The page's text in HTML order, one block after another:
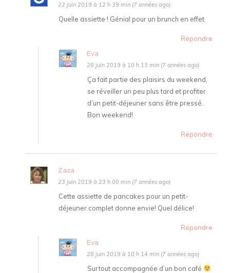
22 juin 2019 à 12 h 39 min (7 années ago)
Quelle assiette ! Génial pour un brunch en effet.
Répondre
Eva
28 juin 2019 à 10 h 13 min (7 années ago)
Ça fait partie des plaisirs du weekend,
se réveiller un peu plus tard et profiter
d’un petit-déjeuner sans être pressé.
Bon weekend!
Répondre
Zaza
23 juin 2019 à 23 h 00 min (7 années ago)
Cette assiette de pancakes pour un petit-
déjeuner complet donne envie! Quel délice!
Répondre
Eva
28 juin 2019 à 10 h 14 min (7 années ago)
Surtout accompagnée d’un bon café